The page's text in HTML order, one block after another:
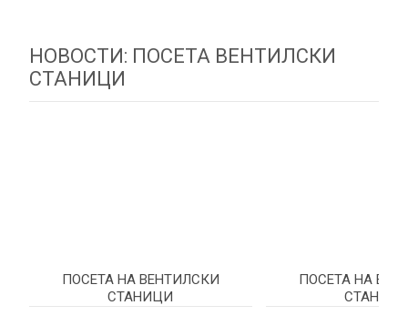
НОВОСТИ: ПОСЕТА ВЕНТИЛСКИ
СТАНИЦИ
ПОСЕТА НА ВЕНТИЛСКИ
СТАНИЦИ
ПОСЕТА НА